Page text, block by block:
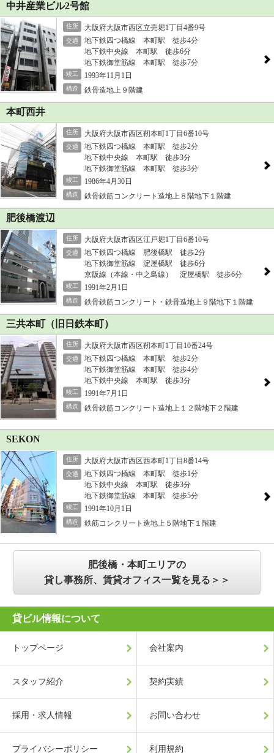
中井産業ビル2号館
住所 大阪府大阪市西区立売堀1丁目4番9号
交通
地下鉄四つ橋線 本町駅 徒歩4分
地下鉄中央線 本町駅 徒歩6分
地下鉄御堂筋線 本町駅 徒歩7分
竣工 1993年11月1日
構造 鉄骨造地上９階建
本町西井
住所 大阪府大阪市西区靭本町1丁目6番10号
交通
地下鉄四つ橋線 本町駅 徒歩2分
地下鉄中央線 本町駅 徒歩3分
地下鉄御堂筋線 本町駅 徒歩3分
竣工 1986年4月30日
構造 鉄骨鉄筋コンクリート造地上８階地下１階建
肥後橋渡辺
住所 大阪府大阪市西区江戸堀1丁目6番10号
交通
地下鉄四つ橋線 肥後橋駅 徒歩2分
地下鉄御堂筋線 淀屋橋駅 徒歩6分
京阪線（本線・中之島線） 淀屋橋駅 徒歩6分
竣工 1991年2月1日
構造 鉄骨鉄筋コンクリート・鉄骨造地上９階地下１階建
三共本町（旧日鉄本町）
住所 大阪府大阪市西区靭本町1丁目10番24号
交通
地下鉄四つ橋線 本町駅 徒歩2分
地下鉄御堂筋線 本町駅 徒歩4分
地下鉄中央線 本町駅 徒歩3分
竣工 1991年7月1日
構造 鉄骨鉄筋コンクリート造地上１２階地下２階建
SEKON
住所 大阪府大阪市西区西本町1丁目8番14号
交通
地下鉄四つ橋線 本町駅 徒歩1分
地下鉄中央線 本町駅 徒歩3分
地下鉄御堂筋線 本町駅 徒歩5分
竣工 1991年10月1日
構造 鉄筋コンクリート造地上５階地下１階建
肥後橋・本町エリアの
貸し事務所、賃貸オフィス一覧を見る＞＞
貸ビル情報について
トップページ 会社案内
スタッフ紹介 契約実績
採用・求人情報 お問い合わせ
プライバシーポリシー 利用規約